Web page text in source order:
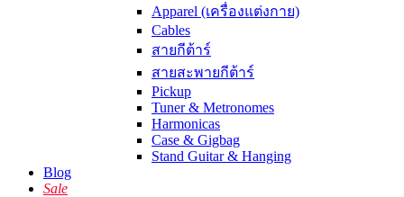
Apparel (เครื่องแต่งกาย)
Cables
สายกีต้าร์
สายสะพายกีต้าร์
Pickup
Tuner & Metronomes
Harmonicas
Case & Gigbag
Stand Guitar & Hanging
Blog
Sale